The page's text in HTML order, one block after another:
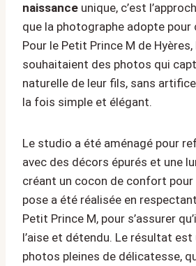
naissance unique, c’est
que la photographe adopte pour
Pour le Petit Prince M de
souhaitaient des photos qui
naturelle de leur fils, sans
la fois simple et élégant.
Le studio a été aménagé pour
avec des décors épurés et une
créant un cocon de confort pour
pose a été réalisée en
Petit Prince M, pour s’assurer
l’aise et détendu. Le résultat est
photos pleines de délicatesse,